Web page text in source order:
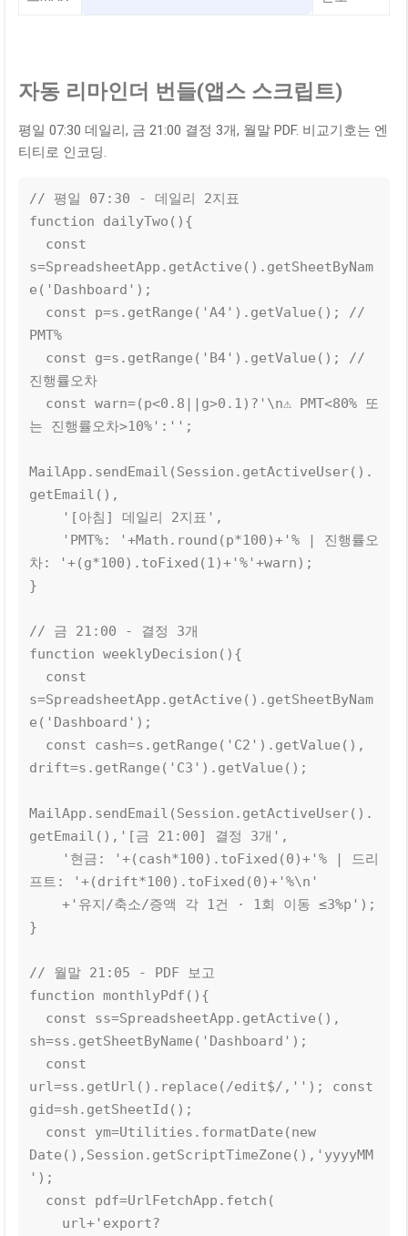
자동 리마인더 번들(앱스 스크립트)
평일 07:30 데일리, 금 21:00 결정 3개, 월말 PDF. 비교기호는 엔
티티로 인코딩.
// 평일 07:30 - 데일리 2지표
function dailyTwo(){
s=SpreadsheetApp.getActive().getSheetByNam
e('Dashboard');
PMT%
진행률오차
는 진행률오차>10%':'';
MailApp.sendEmail(Session.getActiveUser().
getEmail(),
차: '+(g*100).toFixed(1)+'%'+warn);
}
// 금 21:00 - 결정 3개
function weeklyDecision(){
s=SpreadsheetApp.getActive().getSheetByNam
e('Dashboard');
drift=s.getRange('C3').getValue();
MailApp.sendEmail(Session.getActiveUser().
getEmail(),'[금 21:00] 결정 3개',
프트: '+(drift*100).toFixed(0)+'%\n'
}
// 월말 21:05 - PDF 보고
function monthlyPdf(){
sh=ss.getSheetByName('Dashboard');
url=ss.getUrl().replace(/edit$/,''); const
gid=sh.getSheetId();
Date(),Session.getScriptTimeZone(),'yyyyMM
');